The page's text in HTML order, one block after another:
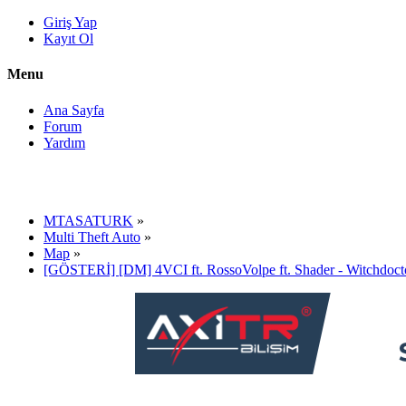
Giriş Yap
Kayıt Ol
Menu
Ana Sayfa
Forum
Yardım
MTASATURK »
Multi Theft Auto »
Map »
[GÖSTERİ] [DM] 4VCI ft. RossoVolpe ft. Shader -